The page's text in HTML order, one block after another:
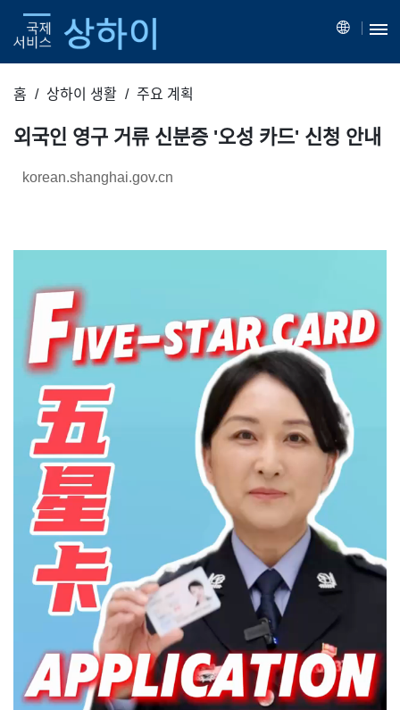
홈 상하이 생활 주요 계획
외국인 영구 거류 신분증 '오성 카드' 신청 안내
korean.shanghai.gov.cn